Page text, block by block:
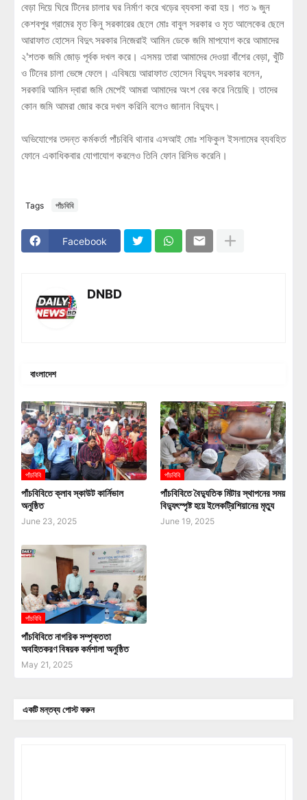
বেড়া দিয়ে ঘিরে টিনের চালার ঘর নির্মাণ করে খড়ের ব্যবসা করা হয়। গত ৯ জুন
কেশবপুর গ্রামের মৃত কিনু সরকারের ছেলে মোঃ বাবুল সরকার ও মৃত আলেকের ছেলে
আরাফাত হোসেন বিদুৎ সরকার নিজেরাই আমিন ডেকে জমি মাপযোগ করে আমাদের
২'শতক জমি জোড় পূর্বক দখল করে। এসময় তারা আমাদের দেওয়া বাঁশের বেড়া, খুঁটি
ও টিনের চালা ভেঙ্গে ফেলে। এবিষয়ে আরাফাত হোসেন বিদ্যুৎ সরকার বলেন,
সরকারি আমিন দ্বারা জমি মেপেই আমরা আমাদের অংশ বের করে নিয়েছি। তাদের
কোন জমি আমরা জোর করে দখল করিনি বলেও জানান বিদ্যুৎ।
অভিযোগের তদন্ত কর্মকর্তা পাঁচবিবি থানার এসআই মোঃ শফিকুল ইসলামের ব্যবহিত
ফোনে একাধিকবার যোগাযোগ করলেও তিনি ফোন রিসিভ করেনি।
Tags পাঁচবিবি
Facebook
DNBD
বাংলাদেশ
পাঁচবিবি
পাঁচবিবিতে ক্লাব স্কাউট কার্নিভাল
অনুষ্ঠিত
June 23, 2025
পাঁচবিবি
পাঁচবিবিতে বৈদ্যুতিক মিটার স্থাপনের সময়
বিদ্যুৎস্পৃষ্ট হয়ে ইলেকট্রিশিয়ানের মৃত্যু
June 19, 2025
পাঁচবিবি
পাঁচবিবিতে নাগরিক সম্পৃক্ততা
অবহিতকরণ বিষয়ক কর্মশালা অনুষ্ঠিত
May 21, 2025
একটি মন্তব্য পোস্ট করুন